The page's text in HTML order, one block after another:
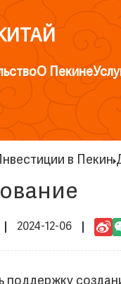
О Пекине
в Пекин
2024-12-06